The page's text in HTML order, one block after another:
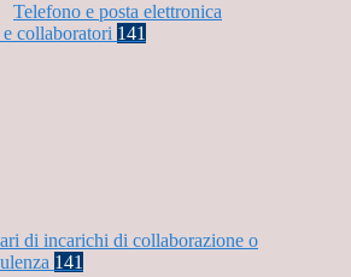
Telefono e posta elettronica
collaboratori 141
di incarichi di collaborazione o
141